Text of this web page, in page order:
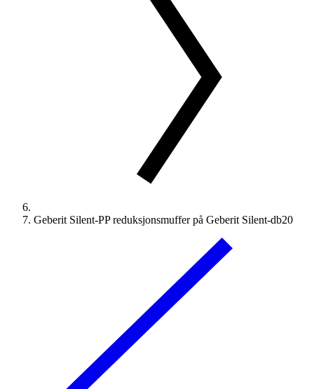
Geberit Silent-PP reduksjonsmuffer på Geberit Silent-db20